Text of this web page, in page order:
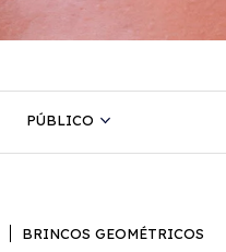
PÚBLICO
BRINCOS GEOMÉTRICOS